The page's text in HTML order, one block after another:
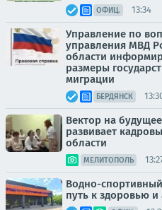
ОФИЦ. 13:34
Управление по
управления МВД
области
размеры
миграции
БЕРДЯНСК
Вектор на
развивает
области
МЕЛИТОПОЛЬ
Водно-
путь к здоровью